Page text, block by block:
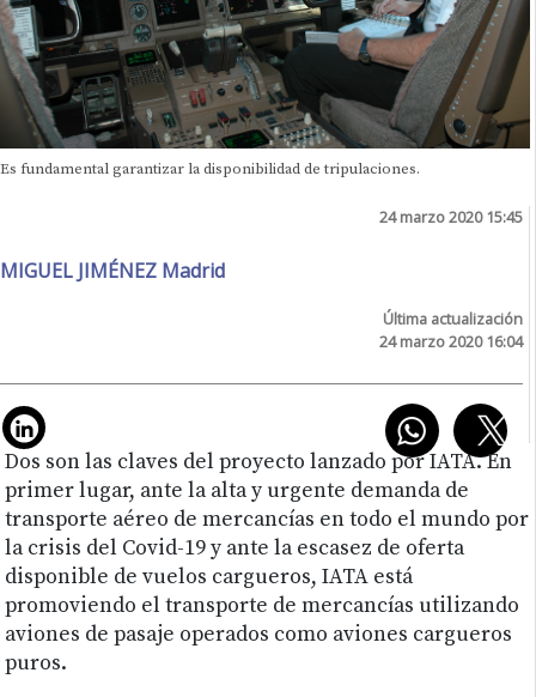
Es fundamental garantizar la disponibilidad de tripulaciones.
24 marzo 2020 15:45
MIGUEL JIMÉNEZ Madrid
Última actualización
24 marzo 2020 16:04
Dos son las claves del proyecto lanzado por IATA. En
primer lugar, ante la alta y urgente demanda de
transporte aéreo de mercancías en todo el mundo por
la crisis del Covid-19 y ante la escasez de oferta
disponible de vuelos cargueros, IATA está
promoviendo el transporte de mercancías utilizando
aviones de pasaje operados como aviones cargueros
puros.